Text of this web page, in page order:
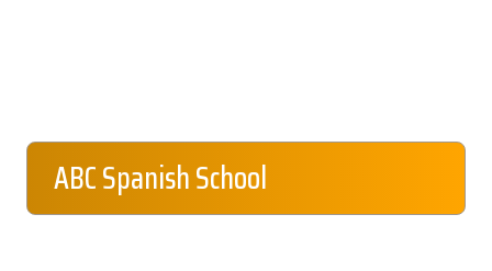
ABC Spanish School